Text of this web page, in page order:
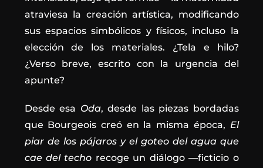
atraviesa la creación artística, modificando
sus espacios simbólicos y físicos, incluso la
elección de los materiales. ¿Tela e hilo?
¿Verso breve, escrito con la urgencia del
apunte?
Desde esa Oda, desde las piezas bordadas
que Bourgeois creó en la misma época, El
piar de los pájaros y el goteo del agua que
cae del techo recoge un diálogo —ficticio o